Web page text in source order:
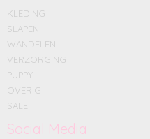
KLEDING
SLAPEN
WANDELEN
VERZORGING
PUPPY
OVERIG
SALE
Social Media